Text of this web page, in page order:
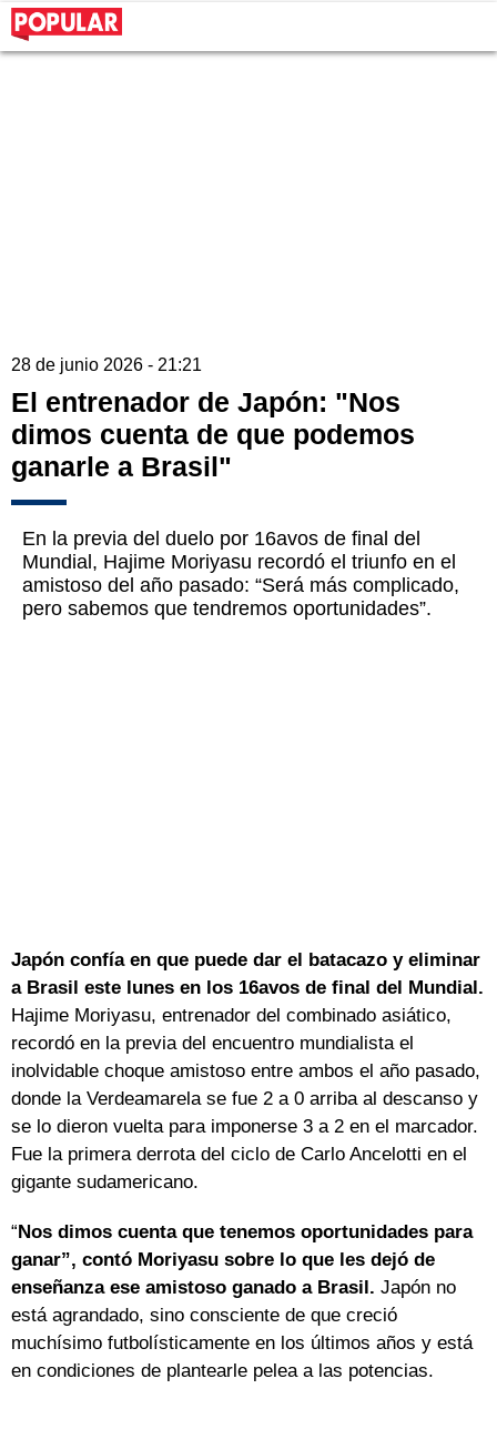
28 de junio 2026 - 21:21
El entrenador de Japón: "Nos
dimos cuenta de que podemos
ganarle a Brasil"
En la previa del duelo por 16avos de final del
Mundial, Hajime Moriyasu recordó el triunfo en el
amistoso del año pasado: “Será más complicado,
pero sabemos que tendremos oportunidades”.
Japón confía en que puede dar el batacazo y eliminar
a Brasil este lunes en los 16avos de final del Mundial.
Hajime Moriyasu, entrenador del combinado asiático,
recordó en la previa del encuentro mundialista el
inolvidable choque amistoso entre ambos el año pasado,
donde la Verdeamarela se fue 2 a 0 arriba al descanso y
se lo dieron vuelta para imponerse 3 a 2 en el marcador.
Fue la primera derrota del ciclo de Carlo Ancelotti en el
gigante sudamericano.
“Nos dimos cuenta que tenemos oportunidades para
ganar”, contó Moriyasu sobre lo que les dejó de
enseñanza ese amistoso ganado a Brasil. Japón no
está agrandado, sino consciente de que creció
muchísimo futbolísticamente en los últimos años y está
en condiciones de plantearle pelea a las potencias.